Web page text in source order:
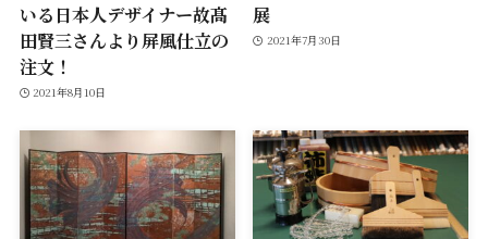
いる日本人デザイナー故髙
田賢三さんより屏風仕立の
注文！
2021年8月10日
展
2021年7月30日